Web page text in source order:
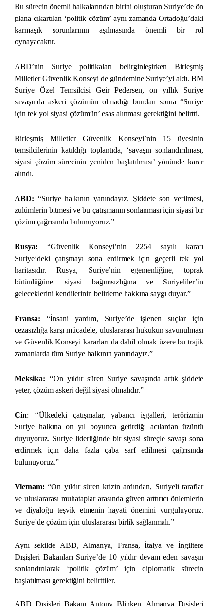
Bu sürecin önemli halkalarından birini oluşturan Suriye’de ön
plana çıkartılan ‘politik çözüm’ aynı zamanda Ortadoğu’daki
karmaşık sorunlarının aşılmasında önemli bir rol
oynayacaktır.
ABD’nin Suriye politikaları belirginleşirken Birleşmiş
Milletler Güvenlik Konseyi de gündemine Suriye’yi aldı. BM
Suriye Özel Temsilcisi Geir Pedersen, on yıllık Suriye
savaşında askeri çözümün olmadığı bundan sonra “Suriye
için tek yol siyasi çözümün’ esas alınması gerektiğini belirtti.
Birleşmiş Milletler Güvenlik Konseyi’nin 15 üyesinin
temsilcilerinin katıldığı toplantıda, ‘savaşın sonlandırılması,
siyasi çözüm sürecinin yeniden başlatılması’ yönünde karar
alındı.
ABD: “Suriye halkının yanındayız. Şiddete son verilmesi,
zulümlerin bitmesi ve bu çatışmanın sonlanması için siyasi bir
çözüm çağrısında bulunuyoruz.”
Rusya: “Güvenlik Konseyi’nin 2254 sayılı kararı
Suriye’deki çatışmayı sona erdirmek için geçerli tek yol
haritasıdır. Rusya, Suriye’nin egemenliğine, toprak
bütünlüğüne, siyasi bağımsızlığına ve Suriyeliler’in
geleceklerini kendilerinin belirleme hakkına saygı duyar.”
Fransa: “İnsani yardım, Suriye’de işlenen suçlar için
cezasızlığa karşı mücadele, uluslararası hukukun savunulması
ve Güvenlik Konseyi kararları da dahil olmak üzere bu trajik
zamanlarda tüm Suriye halkının yanındayız.”
Meksika: ‘‘On yıldır süren Suriye savaşında artık şiddete
yeter, çözüm askeri değil siyasi olmalıdır.”
Çin: ‘‘Ülkedeki çatışmalar, yabancı işgalleri, terörizmin
Suriye halkına on yıl boyunca getirdiği acılardan üzüntü
duyuyoruz. Suriye liderliğinde bir siyasi süreçle savaşı sona
erdirmek için daha fazla çaba sarf edilmesi çağrısında
bulunuyoruz.”
Vietnam: “On yıldır süren krizin ardından, Suriyeli taraflar
ve uluslararası muhataplar arasında güven arttırıcı önlemlerin
ve diyaloğu teşvik etmenin hayati önemini vurguluyoruz.
Suriye’de çözüm için uluslararası birlik sağlanmalı.”
Aynı şekilde ABD, Almanya, Fransa, İtalya ve İngiltere
Dışişleri Bakanları Suriye’de 10 yıldır devam eden savaşın
sonlandırılarak ‘politik çözüm’ için diplomatik sürecin
başlatılması gerektiğini belirttiler.
ABD Dışişleri Bakanı Antony Blinken, Almanya Dışişleri